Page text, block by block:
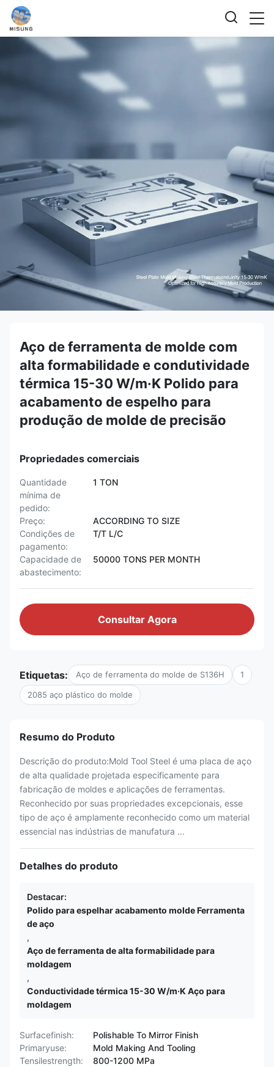
Aço de ferramenta de molde com
alta formabilidade e condutividade
térmica 15-30 W/m·K Polido para
acabamento de espelho para
produção de molde de precisão
Propriedades comerciais
Quantidade
mínima de
pedido:
1 TON
Preço:
ACCORDING TO SIZE
Condições de
pagamento:
T/T L/C
Capacidade de
abastecimento:
50000 TONS PER MONTH
Consultar Agora
Etiquetas: Aço de ferramenta do molde de S136H 1
2085 aço plástico do molde
Resumo do Produto
Descrição do produto:Mold Tool Steel é uma placa de aço
de alta qualidade projetada especificamente para
fabricação de moldes e aplicações de ferramentas.
Reconhecido por suas propriedades excepcionais, esse
tipo de aço é amplamente reconhecido como um material
essencial nas indústrias de manufatura ...
Detalhes do produto
Destacar:
Polido para espelhar acabamento molde Ferramenta
de aço
,
Aço de ferramenta de alta formabilidade para
moldagem
,
Conductividade térmica 15-30 W/m·K Aço para
moldagem
Surfacefinish:
Polishable To Mirror Finish
Primaryuse:
Mold Making And Tooling
Tensilestrength:
800-1200 MPa